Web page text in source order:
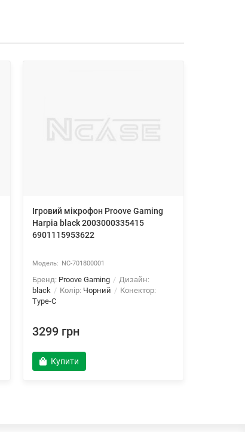
Ігровий мікрофон Proove Gaming
Harpia black 2003000335415
6901115953622
NC-701800001
Бренд: Proove Gaming
Дизайн:
black
Колір: Чорний
Конектор:
Type-C
3299 грн
Купити